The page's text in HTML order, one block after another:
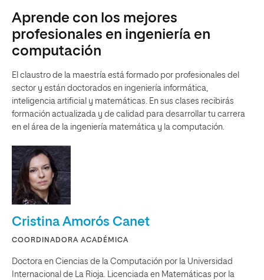
Aprende con los mejores
profesionales en ingeniería en
computación
El claustro de la maestría está formado por profesionales del
sector y están doctorados en ingeniería informática,
inteligencia artificial y matemáticas. En sus clases recibirás
formación actualizada y de calidad para desarrollar tu carrera
en el área de la ingeniería matemática y la computación.
Cristina Amorós Canet
COORDINADORA ACADÉMICA
Doctora en Ciencias de la Computación por la Universidad
Internacional de La Rioja. Licenciada en Matemáticas por la